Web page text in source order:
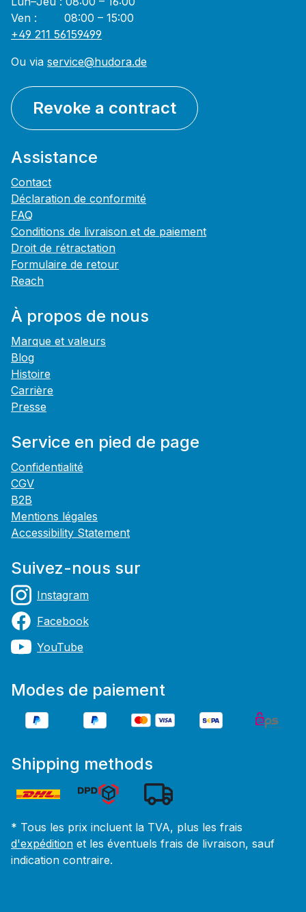
Ven : 08:00 – 15:00
+49 211 56159499
Ou via service@hudora.de
Revoke a contract
Assistance
Contact
Déclaration de conformité
FAQ
Conditions de livraison et de paiement
Droit de rétractation
Formulaire de retour
Reach
À propos de nous
Marque et valeurs
Blog
Histoire
Carrière
Presse
Service en pied de page
Confidentialité
CGV
B2B
Mentions légales
Accessibility Statement
Suivez-nous sur
Instagram
Facebook
YouTube
Modes de paiement
Shipping methods
* Tous les prix incluent la TVA, plus les frais
d'expédition et les éventuels frais de livraison, sauf
indication contraire.